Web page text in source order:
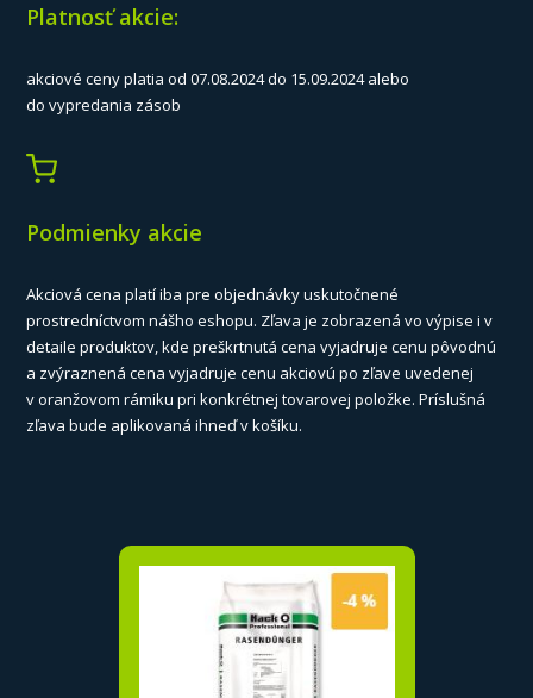
Platnosť akcie:
akciové ceny platia od 07.08.2024 do 15.09.2024 alebo
do vypredania zásob
Podmienky akcie
Akciová cena platí iba pre objednávky uskutočnené
prostredníctvom nášho eshopu. Zľava je zobrazená vo výpise i v
detaile produktov, kde preškrtnutá cena vyjadruje cenu pôvodnú
a zvýraznená cena vyjadruje cenu akciovú po zľave uvedenej
v oranžovom rámiku pri konkrétnej tovarovej položke. Príslušná
zľava bude aplikovaná ihneď v košíku.